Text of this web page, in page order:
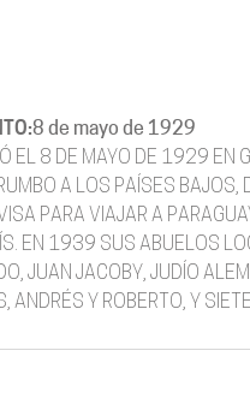
8 de mayo de 1929
EL 8 DE MAYO DE 1929 EN
A LOS PAÍSES BAJOS,
PARA VIAJAR A
EN 1939 SUS ABUELOS
JUAN JACOBY, JUDÍO
ANDRÉS Y ROBERTO, Y